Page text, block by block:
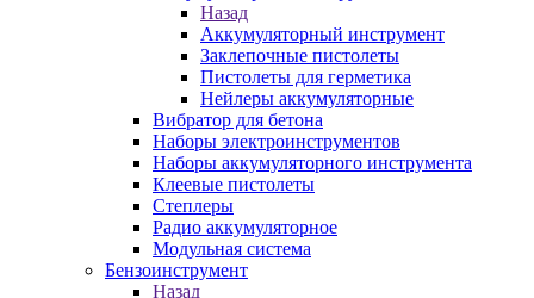
Назад
Аккумуляторный инструмент
Заклепочные пистолеты
Пистолеты для герметика
Нейлеры аккумуляторные
Вибратор для бетона
Наборы электроинструментов
Наборы аккумуляторного инструмента
Клеевые пистолеты
Степлеры
Радио аккумуляторное
Модульная система
Бензоинструмент
Назад